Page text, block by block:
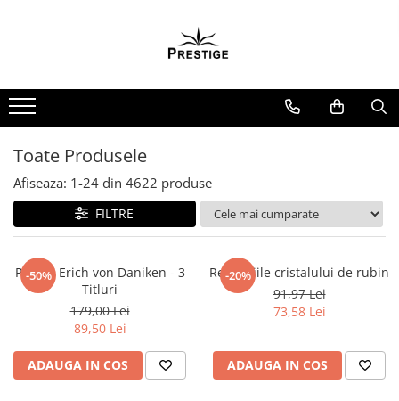
Noutati
Promotii
Spiritualitate - Ezoterism
AngelConnection
Arte Divinatorii
Chiromantie
Dezvoltare Spirituala
KidConnection
Minte Corp
New Illuminati Files
Toate Produsele
Afiseaza: 1-24 din 4622 produse
FILTRE
-50%
Pachet Erich von Daniken - 3
Titluri
179,00 Lei
89,50 Lei
ADAUGA IN COS
-20%
Revelatiile cristalului de rubin
91,97 Lei
73,58 Lei
ADAUGA IN COS